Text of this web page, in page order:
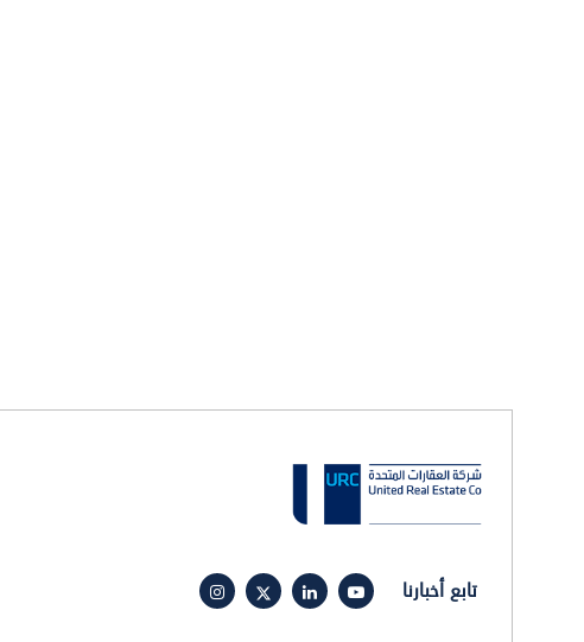
تابع أخبارنا